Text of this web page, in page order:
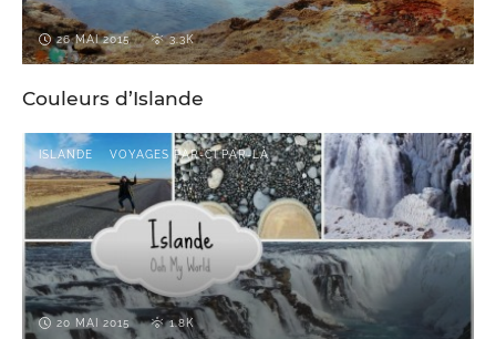
26 MAI 2015 3.3K
Couleurs d’Islande
ISLANDE VOYAGES PAR-CI PAR-LÀ
20 MAI 2015 1.8K